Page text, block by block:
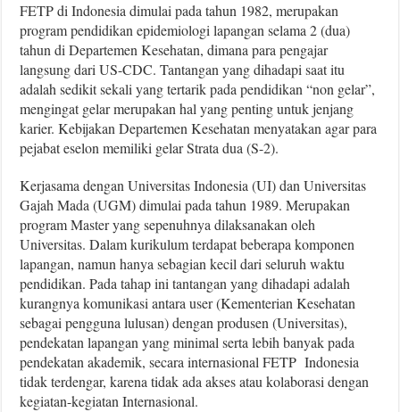
FETP di Indonesia dimulai pada tahun 1982, merupakan
program pendidikan epidemiologi lapangan selama 2 (dua)
tahun di Departemen Kesehatan, dimana para pengajar
langsung dari US-CDC. Tantangan yang dihadapi saat itu
adalah sedikit sekali yang tertarik pada pendidikan “non gelar”,
mengingat gelar merupakan hal yang penting untuk jenjang
karier. Kebijakan Departemen Kesehatan menyatakan agar para
pejabat eselon memiliki gelar Strata dua (S-2).
Kerjasama dengan Universitas Indonesia (UI) dan Universitas
Gajah Mada (UGM) dimulai pada tahun 1989. Merupakan
program Master yang sepenuhnya dilaksanakan oleh
Universitas. Dalam kurikulum terdapat beberapa komponen
lapangan, namun hanya sebagian kecil dari seluruh waktu
pendidikan. Pada tahap ini tantangan yang dihadapi adalah
kurangnya komunikasi antara user (Kementerian Kesehatan
sebagai pengguna lulusan) dengan produsen (Universitas),
pendekatan lapangan yang minimal serta lebih banyak pada
pendekatan akademik, secara internasional FETP Indonesia
tidak terdengar, karena tidak ada akses atau kolaborasi dengan
kegiatan-kegiatan Internasional.